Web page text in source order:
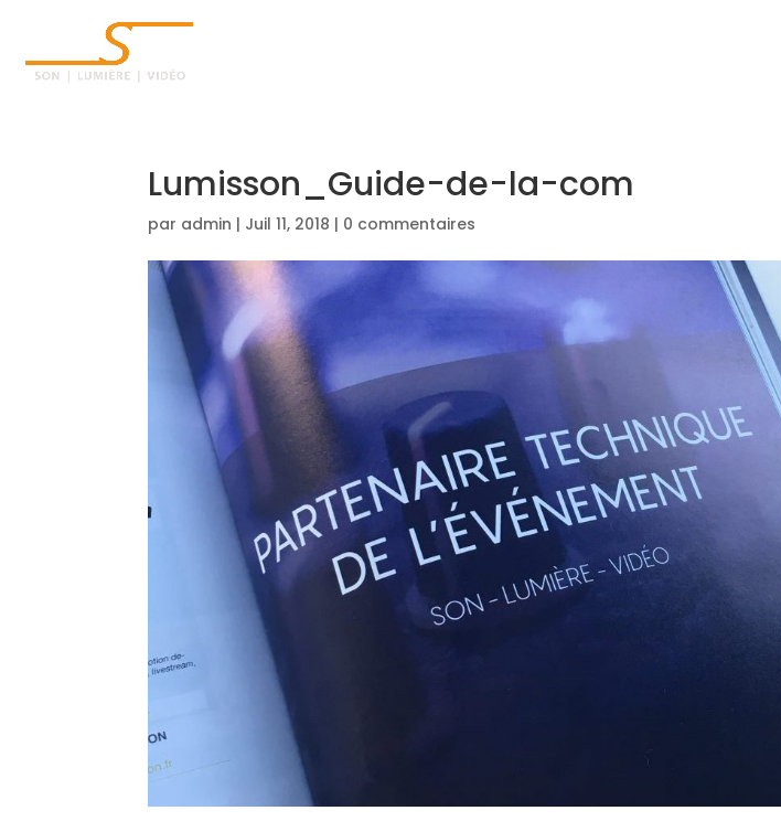
Lumisson_Guide-de-la-com
par admin | Juil 11, 2018 | 0 commentaires